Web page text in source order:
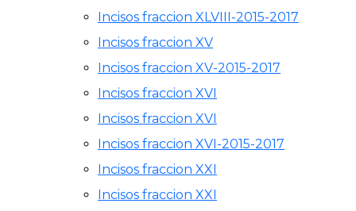
Incisos fraccion XLVIII-2015-2017
Incisos fraccion XV
Incisos fraccion XV-2015-2017
Incisos fraccion XVI
Incisos fraccion XVI
Incisos fraccion XVI-2015-2017
Incisos fraccion XXI
Incisos fraccion XXI